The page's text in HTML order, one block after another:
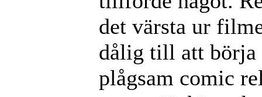
det värsta ur
dålig till att börja
plågsam comic